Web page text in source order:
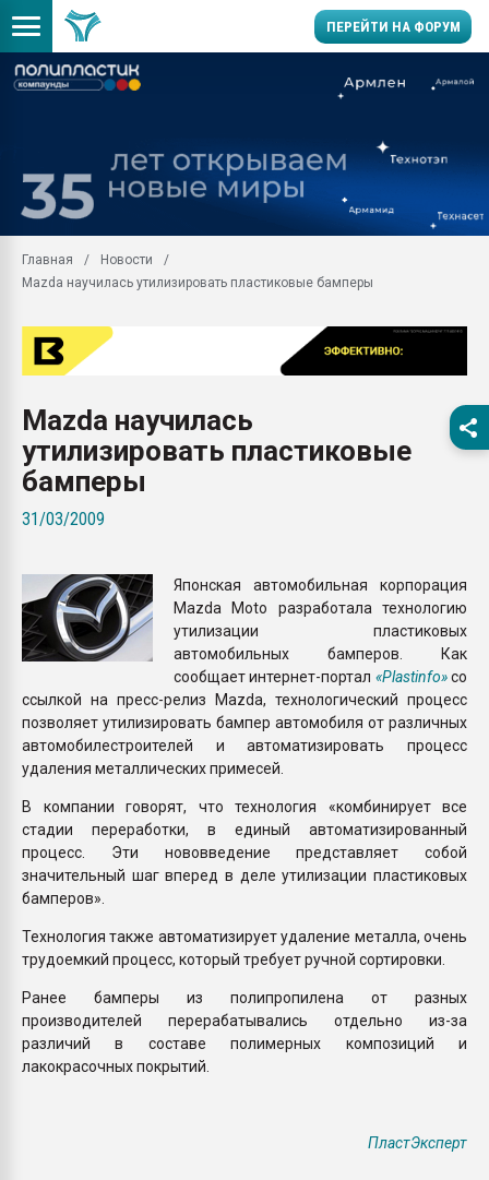
ПЕРЕЙТИ НА ФОРУМ
цикла
заводу пластмасс"
28.07.2026
28.07.2026
ПЕРЕЙТИ НА
Главная
Новости
Mazda научилась утилизировать пластиковые бамперы
Mazda научилась
утилизировать пластиковые
бамперы
31/03/2009
Японская автомобильная корпорация
Mazda Moto разработала технологию
утилизации пластиковых
автомобильных бамперов. Как
сообщает интернет-портал «Plastinfo»со
ссылкой на пресс-релиз Mazda, технологический процесс
позволяет утилизировать бампер автомобиля от различных
автомобилестроителей и автоматизировать процесс
удаления металлических примесей.
В компании говорят, что технология «комбинирует все
стадии переработки, в единый автоматизированный
процесс. Эти нововведение представляет собой
значительный шаг вперед в деле утилизации пластиковых
бамперов».
Технология также автоматизирует удаление металла, очень
трудоемкий процесс, который требует ручной сортировки.
Ранее бамперы из полипропилена от разных
производителей перерабатывались отдельно из-за
различий в составе полимерных композиций и
лакокрасочных покрытий.
ПластЭксперт